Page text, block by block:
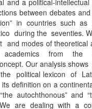
and a political-
between debates
in countries such as
during the seventies.
and modes of theoretical
academics from the
Our analysis
political lexicon of
definition on a
autochthonous” and
are dealing with a